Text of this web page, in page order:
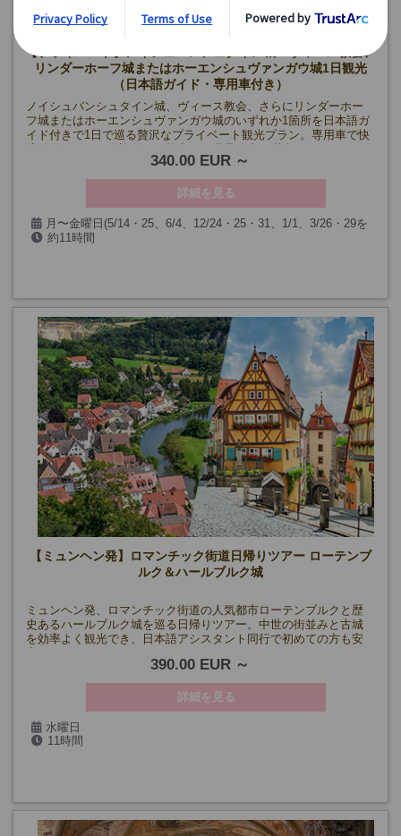
8月24日、31日
【プライベート】ノイシュバンシュタイン城＆ヴィース教会、
リンダーホーフ城またはホーエンシュヴァンガウ城1日観光
（日本語ガイド・専用車付き）
ノイシュバンシュタイン城、ヴィース教会、さらにリンダーホー
フ城またはホーエンシュヴァンガウ城のいずれか1箇所を日本語ガ
イド付きで1日で巡る贅沢なプライベート観光プラン。専用車で快
340.00 EUR
詳細を見る
月〜金曜日(5/14・25、6/4、12/24・25・31、1/1、3/26・29を
除く）約11時間
【ミュンヘン発】ロマンチック街道日帰りツアー ローテンブ
ルク＆ハールブルク城
ミュンヘン発、ロマンチック街道の人気都市ローテンブルクと歴
史あるハールブルク城を巡る日帰りツアー。中世の街並みと古城
を効率よく観光でき、日本語アシスタント同行で初めての方も安
390.00 EUR
詳細を見る
水曜日
11時間